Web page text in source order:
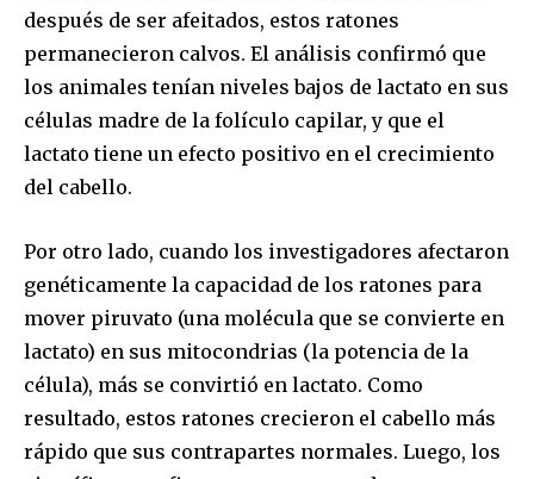
después de ser afeitados, estos ratones
permanecieron calvos. El análisis confirmó que
los animales tenían niveles bajos de lactato en sus
células madre de la folículo capilar, y que el
lactato tiene un efecto positivo en el crecimiento
del cabello.
Por otro lado, cuando los investigadores afectaron
genéticamente la capacidad de los ratones para
mover piruvato (una molécula que se convierte en
lactato) en sus mitocondrias (la potencia de la
célula), más se convirtió en lactato. Como
resultado, estos ratones crecieron el cabello más
rápido que sus contrapartes normales. Luego, los